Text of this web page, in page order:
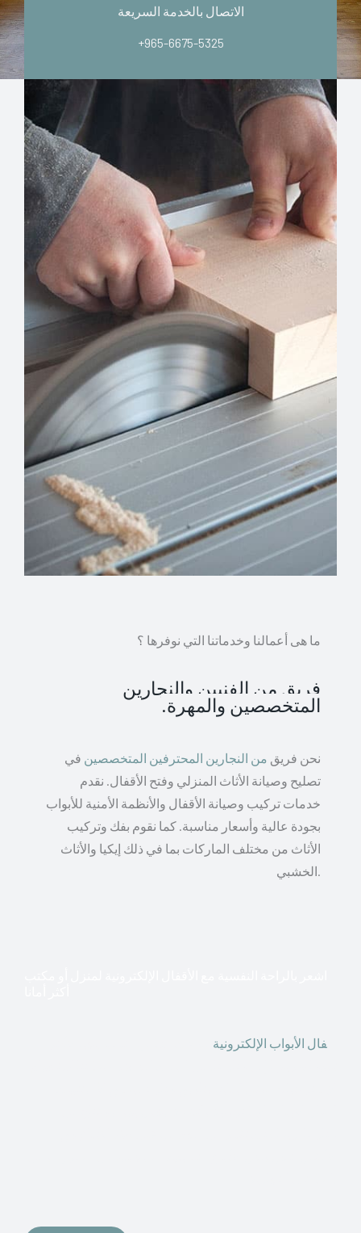
الاتصال بالخدمة السريعة
+965-6675-5325
ما هى أعمالنا وخدماتنا التي نوفرها ؟
فريق من الفنيين والنجارين
المتخصصين والمهرة.
نحن فريق من النجارين المحترفين المتخصصين في
تصليح وصيانة الأثاث المنزلي وفتح الأقفال. نقدم
خدمات تركيب وصيانة الأقفال والأنظمة الأمنية للأبواب
بجودة عالية وأسعار مناسبة. كما نقوم بفك وتركيب
الأثاث من مختلف الماركات بما في ذلك إيكيا والأثاث
الخشبي.
فال الأبواب الإلكترونية